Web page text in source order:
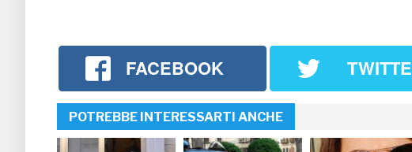
FACEBOOK
POTREBBE INTERESSARTI ANCHE